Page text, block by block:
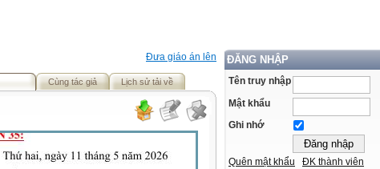
ĐĂNG NHẬP
Tên truy nhập
Mật khẩu
Ghi nhớ
Quên mật khẩu ĐK thành viên
Đưa giáo án lên
Cùng tác giả Lịch sử tải về